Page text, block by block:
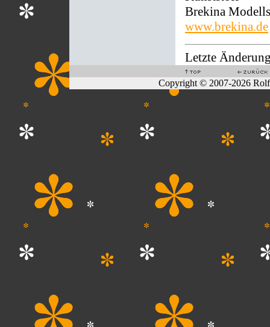
Brekina
www.brekina.de
Letzte
Copyright © 2007-2026